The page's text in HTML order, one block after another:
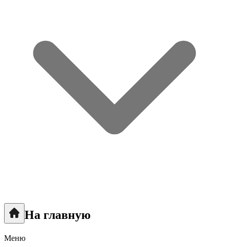
На главную
Меню